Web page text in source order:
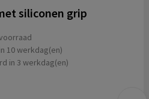
siliconen grip
10 werkdag(en)
in 3 werkdag(en)